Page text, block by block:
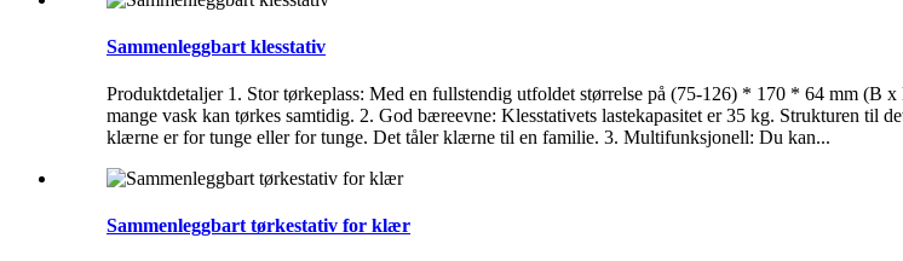
Sammenleggbart klesstativ
Produktdetaljer 1. Stor tørkeplass: Med en fullstendig utfoldet størrelse på (75-126) * 170 * 64 mm (B
mange vask kan tørkes samtidig. 2. God bæreevne: Klesstativets lastekapasitet er 35 kg. Strukturen til
klærne er for tunge eller for tunge. Det tåler klærne til en familie. 3. Multifunksjonell: Du kan...
Sammenleggbart tørkestativ for klær